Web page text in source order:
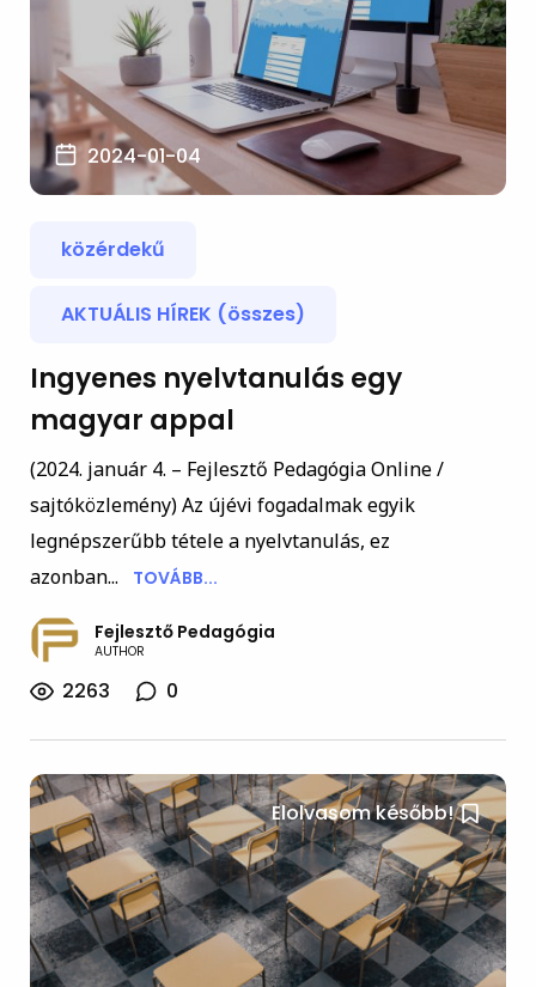
2024-01-04
közérdekű
AKTUÁLIS HÍREK (összes)
Ingyenes nyelvtanulás egy
magyar appal
(2024. január 4. – Fejlesztő Pedagógia Online /
sajtóközlemény) Az újévi fogadalmak egyik
legnépszerűbb tétele a nyelvtanulás, ez
azonban...
TOVÁBB...
Fejlesztő Pedagógia
AUTHOR
2263 0
Elolvasom később!